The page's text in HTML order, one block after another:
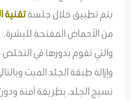
يتم تطبيق خلال جلسةتقنية
من الأحماض المفتحة للبشرة.
والتي تقوم بدورها في
وإزالة طبقة الجلد الميت
نسيج الجلد، بطريقة آمنة